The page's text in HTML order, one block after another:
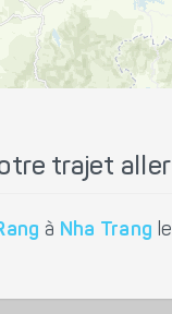
trajet aller
à Nha Trang le